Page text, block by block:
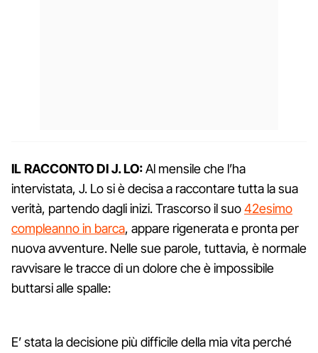
IL RACCONTO DI J. LO:Al mensile che l’ha
intervistata, J. Lo si è decisa a raccontare tutta la sua
verità, partendo dagli inizi. Trascorso il suo42esimo
compleanno in barca, appare rigenerata e pronta per
nuova avventure. Nelle sue parole, tuttavia, è normale
ravvisare le tracce di un dolore che è impossibile
buttarsi alle spalle:
E’ stata la decisione più difficile della mia vita perché